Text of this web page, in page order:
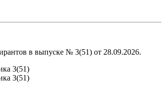
в выпуске № 3(51) от 28.09.2026.